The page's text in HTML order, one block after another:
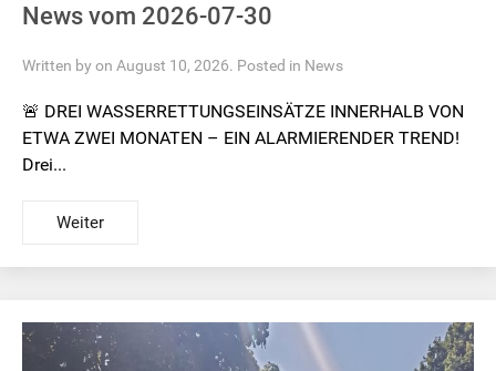
News vom 2026-07-30
Written by on August 10, 2026. Posted in News
🚨 DREI WASSERRETTUNGSEINSÄTZE INNERHALB VON
ETWA ZWEI MONATEN – EIN ALARMIERENDER TREND!
Drei...
Weiter